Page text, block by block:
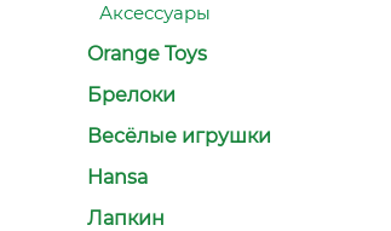
Аксессуары
Orange Toys
Брелоки
Весёлые игрушки
Hansa
Лапкин